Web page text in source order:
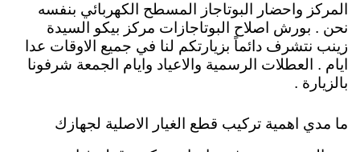
المركز واحضار البوتاجاز المسطح الكهربائي بنفسه
نحن . بورش اصلاح البوتاجازات مركز بيكو السيدة
زينب نتشرف دائماً بزيارتكم لنا في جميع الاوقات عدا
ايام . العطلات الرسمية والاعياد وايام الجمعة شرفونا
بالزيارة .
ما مدي اهمية تركيب قطع الغيار الاصلية لجهازك